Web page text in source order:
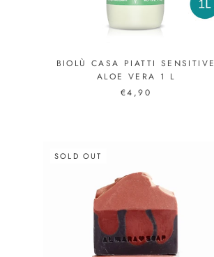
BIOLÙ CASA PIATTI SENSITIVE
ALOE VERA 1 L
€4,90
SOLD OUT